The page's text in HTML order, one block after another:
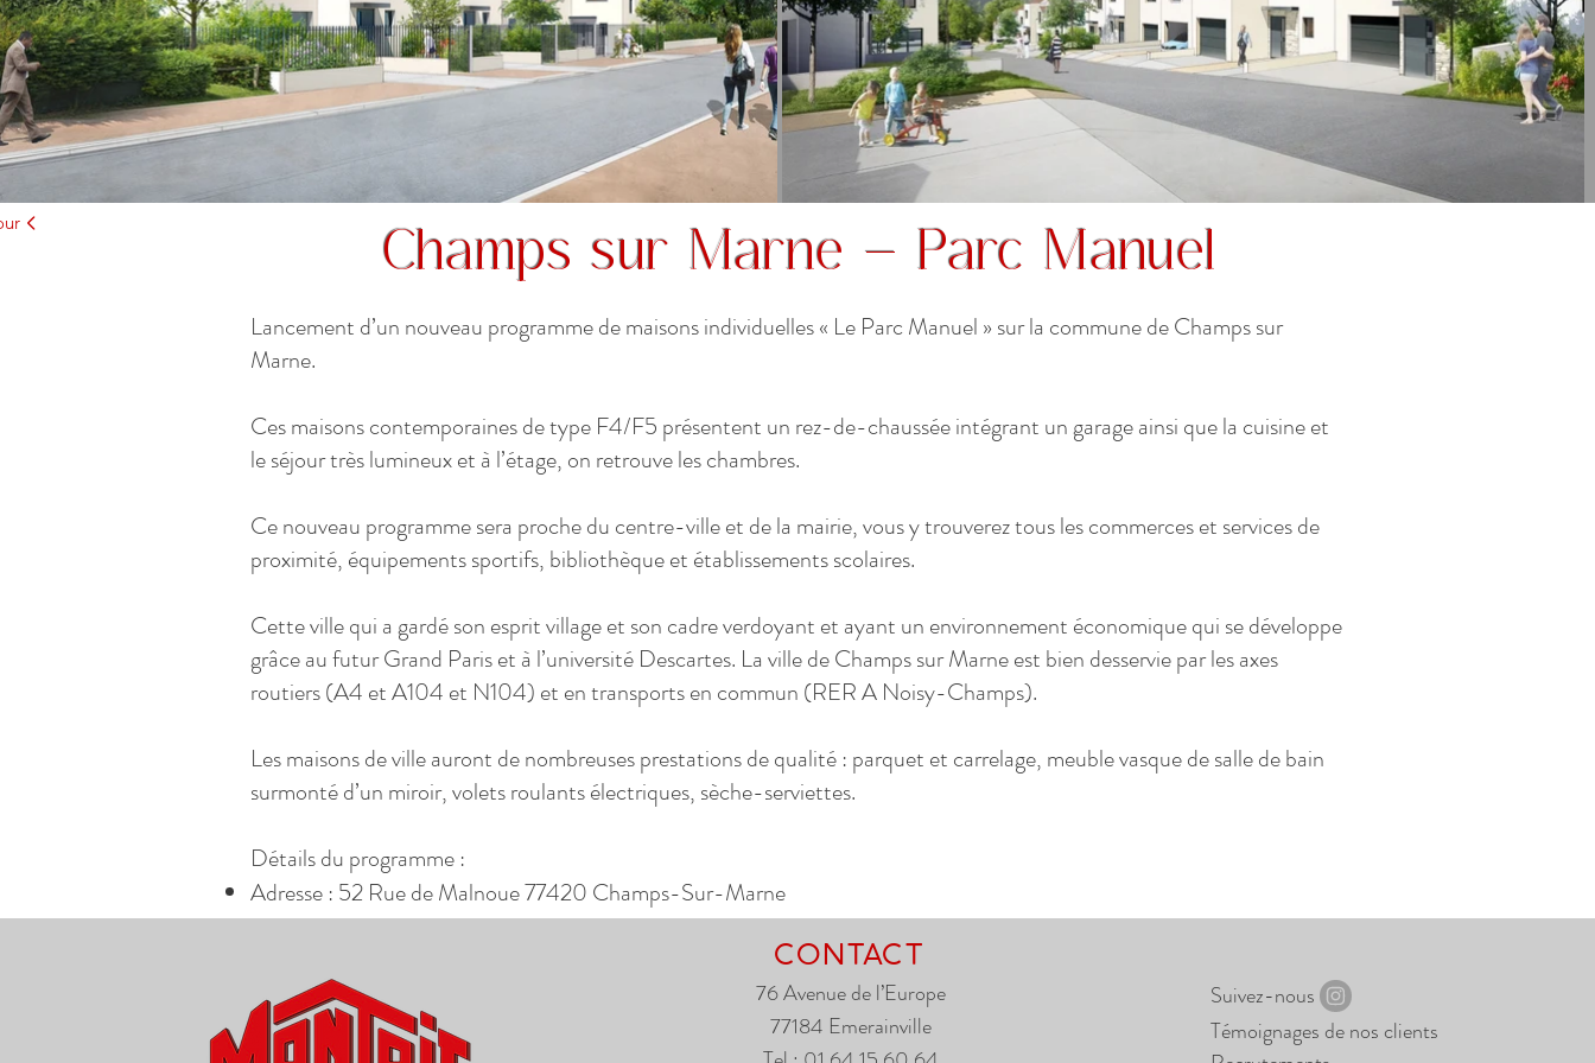
Champs sur Marne - Parc Manuel
Lancement d’un nouveau programme de maisons individuelles « Le Parc Manuel » sur la commune de Champs sur
Marne.
Ces maisons contemporaines de type F4/F5 présentent un rez-de-chaussée intégrant un garage ainsi que la cuisine et
le séjour très lumineux et à l’étage, on retrouve les chambres.
Ce nouveau programme sera proche du centre-ville et de la mairie, vous y trouverez tous les commerces et services de
proximité, équipements sportifs, bibliothèque et établissements scolaires.
Cette ville qui a gardé son esprit village et son cadre verdoyant et ayant un environnement économique qui se développe
grâce au futur Grand Paris et à l’université Descartes. La ville de Champs sur Marne est bien desservie par les axes
routiers (A4 et A104 et N104) et en transports en commun (RER A Noisy-Champs).
Les maisons de ville auront de nombreuses prestations de qualité : parquet et carrelage, meuble vasque de salle de bain
surmonté d’un miroir, volets roulants électriques, sèche-serviettes.
Détails du programme :
Adresse : 52 Rue de Malnoue 77420 Champs-Sur-Marne
CONTACT
76 Avenue de l’Europe
77184 Emerainville
Suivez-nous
Témoignages de nos clients